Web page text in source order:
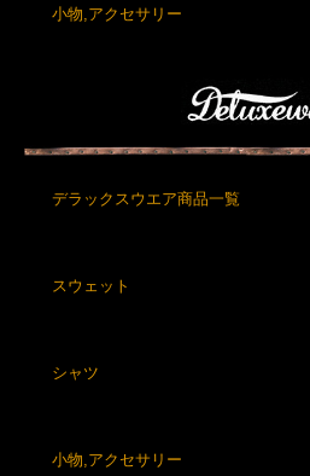
小物,アクセサリー
デラックスウエア商品一覧
スウェット
シャツ
小物,アクセサリー